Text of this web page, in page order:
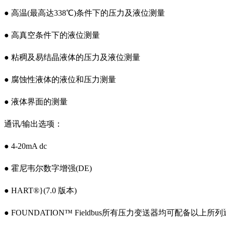
● 高温(最高达338℃)条件下的压力及液位测量
● 高真空条件下的液位测量
● 粘稠及易结晶液体的压力及液位测量
● 腐蚀性液体的液位和压力测量
● 液体界面的测量
通讯/输出选项：
● 4-20mA dc
● 霍尼韦尔数字增强(DE)
● HART®}(7.0 版本)
● FOUNDATION™ Fieldbus所有压力变送器均可配备以上所列